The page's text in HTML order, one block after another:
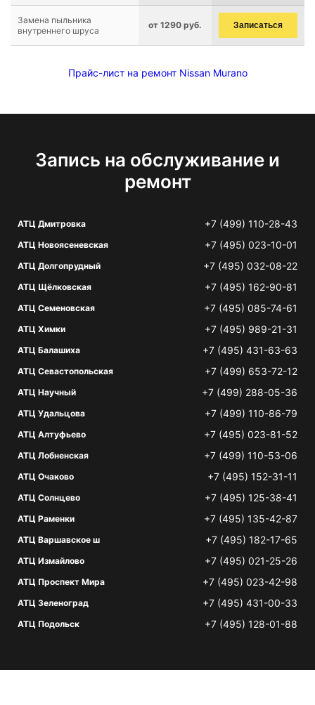
Замена пыльника
внутреннего шруса
от 1290 руб. Записаться
Прайс-лист на ремонт Nissan Murano
Запись на обслуживание и
ремонт
АТЦ Дмитровка +7 (499) 110-28-43
АТЦ Новоясеневская +7 (495) 023-10-01
АТЦ Долгопрудный +7 (495) 032-08-22
АТЦ Щёлковская +7 (495) 162-90-81
АТЦ Семеновская +7 (495) 085-74-61
АТЦ Химки +7 (495) 989-21-31
АТЦ Балашиха +7 (495) 431-63-63
АТЦ Севастопольская +7 (499) 653-72-12
АТЦ Научный +7 (499) 288-05-36
АТЦ Удальцова +7 (499) 110-86-79
АТЦ Алтуфьево +7 (495) 023-81-52
АТЦ Лобненская +7 (499) 110-53-06
АТЦ Очаково +7 (495) 152-31-11
АТЦ Солнцево +7 (495) 125-38-41
АТЦ Раменки +7 (495) 135-42-87
АТЦ Варшавское ш +7 (495) 182-17-65
АТЦ Измайлово +7 (495) 021-25-26
АТЦ Проспект Мира +7 (495) 023-42-98
АТЦ Зеленоград +7 (495) 431-00-33
АТЦ Подольск +7 (495) 128-01-88